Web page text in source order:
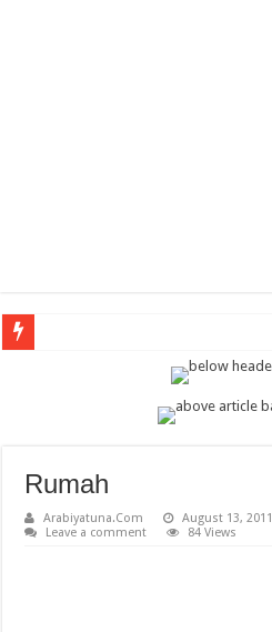
Rumah
Arabiyatuna.Com August 13, 2011
Leave a comment
84 Views